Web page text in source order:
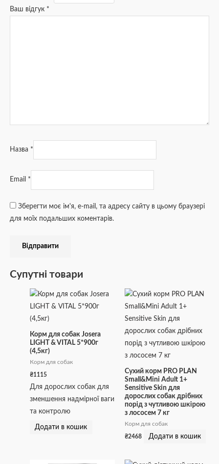
Ваш відгук *
Назва *
Email *
Зберегти моє ім'я, e-mail, та адресу сайту в цьому браузері
для моїх подальших коментарів.
Супутні товари
Корм для собак Josera
LIGHT & VITAL 5*900г
(4,5кг)
Корм для собак
₴1115
Для дорослих собак для
зменшення надмірної ваги
та контролю
Додати в кошик
Сухий корм PRO PLAN
Small&Mini Adult 1+
Sensitive Skin для
дорослих собак дрібних
порід з чутливою шкірою
з лососем 7 кг
Корм для собак
₴2468 Додати в кошик